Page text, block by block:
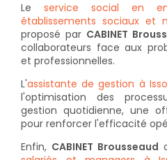
Le service social en
établissements sociaux et
proposé par CABINET
collaborateurs face aux
et professionnelles.
L'assistante de gestion à
l'optimisation des
gestion quotidienne, une
pour renforcer l'efficacité
Enfin, CABINET Brousseaud